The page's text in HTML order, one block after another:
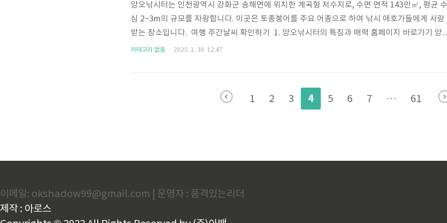
양오낚시터는 인천광역시 강화군 송해면에 위치한 계곡형 저수지로, 수면 면적 143만㎡, 평균 수
심 2~3m의 규모를 자랑합니다. 이곳은 토종붕어를 주요 어종으로 하여 낚시 애호가들에게 사랑
받는 장소입니다. 여행 주간날씨 확인하기 1. 양오낚시터의 특징과 매력 홈페이지 바로가기 양
낚시터는 자연 친화적인 환경과 넓은 수면적을 갖추고 있어 낚시를 즐기기에 최적의 장소입니다.
제 겨울철 특별한 즐거움 매년 겨울, 양오낚시터에서는 빙어축제가 개최됩니다. 이 축제는 12월
말부터 2월 중순까지 진행되며, 방문객들은 빙어 ..
카테고리 없음 2025. 1. 30. 12:47
1 2 3 4 5 6 7 ··· 61
이메일: okshadow99@gmail.com | 운영자 : 품격있는리더
제작 : 아로스